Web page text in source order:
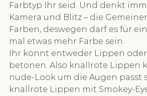
Farbtyp Ihr seid. Und denkt
Kamera und Blitz – die
Farben, deswegen darf es für
mal etwas mehr Farbe sein.
Ihr könnt entweder Lippen
betonen. Also knallrote Lippen
nude-Look um die Augen passt
knallrote Lippen mit Smokey-